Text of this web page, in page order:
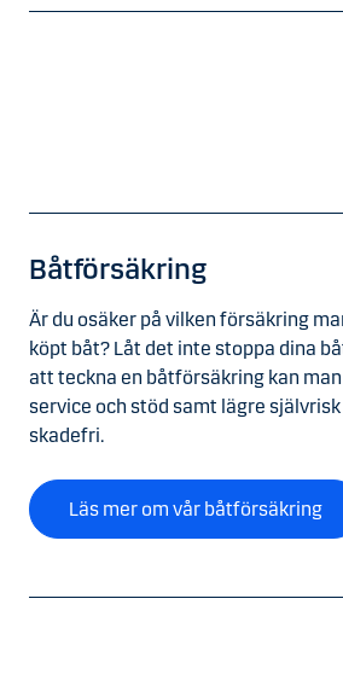
Båtförsäkring
Är du osäker på vilken försäkring
köpt båt? Låt det inte stoppa dina
att teckna en båtförsäkring kan
service och stöd samt lägre
skadefri.
Läs mer om vår båtförsäkring